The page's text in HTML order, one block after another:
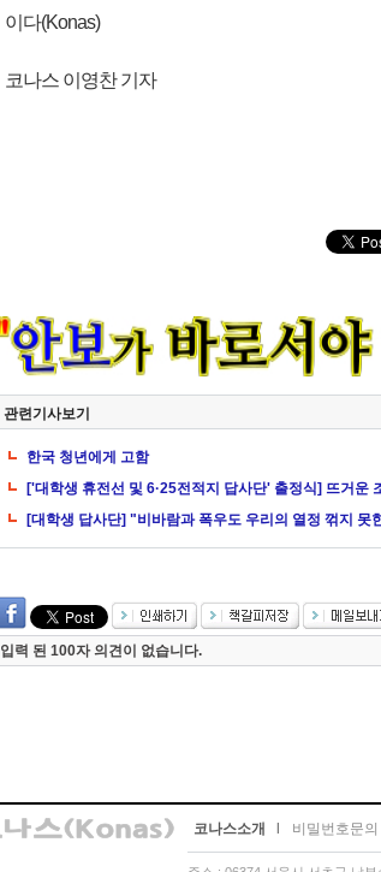
이다(Konas)
코나스 이영찬 기자
관련기사보기
한국 청년에게 고함
['대학생 휴전선 및 6·25전적지 답사단' 출정식] 뜨거운
[대학생 답사단] "비바람과 폭우도 우리의 열정 꺾지 못
입력 된 100자 의견이 없습니다.
코나스소개 비밀번호문의